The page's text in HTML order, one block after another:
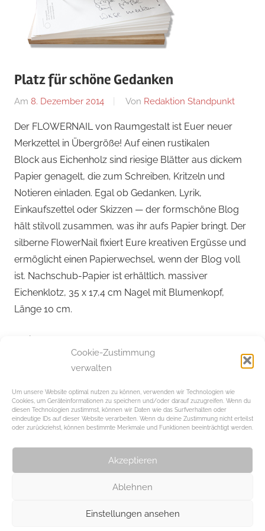
Cookie-Zustimmung
verwalten
Um unsere Website optimal nutzen zu können, verwenden wir Technologien wie
Cookies, um Geräteinformationen zu speichern und/oder darauf zuzugreifen. Wenn du
diesen Technologien zustimmst, können wir Daten wie das Surfverhalten oder
eindeutige IDs auf dieser Website verarbeiten. Wenn du deine Zustimmung nicht erteilst
oder zurückziehst, können bestimmte Merkmale und Funktionen beeinträchtigt werden.
Akzeptieren
Ablehnen
Einstellungen ansehen
Platz für schöne Gedanken
Am 8. Dezember 2014 Von Redaktion Standpunkt
Der FLOWERNAIL von Raumgestalt ist Euer neuer
Merkzettel in Übergröße! Auf einen rustikalen
Block aus Eichenholz sind riesige Blätter aus dickem
Papier genagelt, die zum Schreiben, Kritzeln und
Notieren einladen. Egal ob Gedanken, Lyrik,
Einkaufszettel oder Skizzen — der formschöne Blog
hält stilvoll zusammen, was ihr aufs Papier bringt. Der
silberne FlowerNail fixiert Eure kreativen Ergüsse und
ermöglicht einen Papierwechsel, wenn der Blog voll
ist. Nachschub-Papier ist erhältlich. massiver
Eichenklotz, 35 x 17,4 cm Nagel mit Blumenkopf,
Länge 10 cm.
Preis: ab 9,90€
Vorgeschlagen voninside living – Freude an
schönen Dingen | Viersener Strasse 51 – 41061
Mönchengladbach | Telefon: 02161 – 293100 Telefax:
02161 – 293102
Beitragsnavigation
Vorheriger Beitrag Nächster Beitrag
Freude!